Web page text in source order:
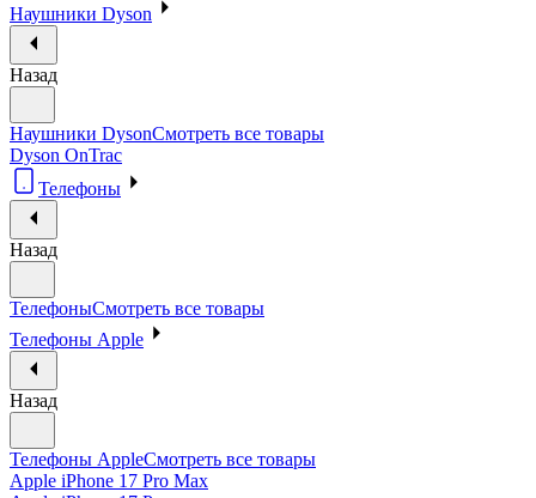
Наушники Dyson
Назад
Наушники DysonСмотреть все товары
Dyson OnTrac
Телефоны
Назад
ТелефоныСмотреть все товары
Телефоны Apple
Назад
Телефоны AppleСмотреть все товары
Apple iPhone 17 Pro Max